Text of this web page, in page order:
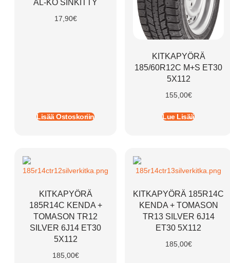
AL-KO SINKITTY
17,90€
Lisää Ostoskoriin
KITKAPYÖRÄ
185/60R12C M+S ET30
5X112
155,00€
Lue Lisää
KITKAPYÖRÄ
185R14C KENDA +
TOMASON TR12
SILVER 6J14 ET30
5X112
185,00€
KITKAPYÖRÄ 185R14C
KENDA + TOMASON
TR13 SILVER 6J14
ET30 5X112
185,00€